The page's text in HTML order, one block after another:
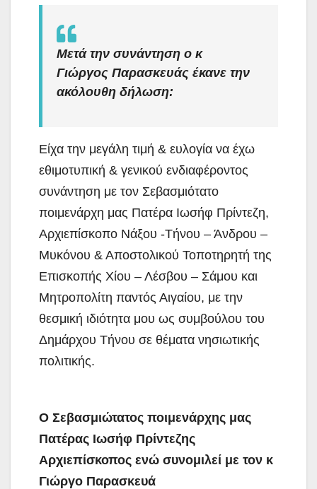
Μετά την συνάντηση ο κ
Γιώργος Παρασκευάς έκανε την
ακόλουθη δήλωση:
Είχα την μεγάλη τιμή & ευλογία να έχω
εθιμοτυπική & γενικού ενδιαφέροντος
συνάντηση με τον Σεβασμιότατο
ποιμενάρχη μας Πατέρα Ιωσήφ Πρίντεζη,
Αρχιεπίσκοπο Νάξου -Τήνου – Άνδρου –
Μυκόνου & Αποστολικού Τοποτηρητή της
Επισκοπής Χίου – Λέσβου – Σάμου και
Μητροπολίτη παντός Αιγαίου, με την
θεσμική ιδιότητα μου ως συμβούλου του
Δημάρχου Τήνου σε θέματα νησιωτικής
πολιτικής.
Ο Σεβασμιώτατος ποιμενάρχης μας
Πατέρας Ιωσήφ Πρίντεζης
Αρχιεπίσκοπος ενώ συνομιλεί με τον κ
Γιώργο Παρασκευά